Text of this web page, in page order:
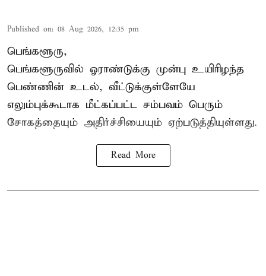
Published on: 08 Aug 2026, 12:35 pm
பெங்களூரு,
பெங்களூருவில் ஓராண்டுக்கு முன்பு உயிரிழந்த
பெண்ணின் உடல், வீட்டுக்குள்ளேயே
எலும்புக்கூடாக மீட்கப்பட்ட சம்பவம் பெரும்
சோகத்தையும் அதிர்ச்சியையும் ஏற்படுத்தியுள்ளது.
Read More